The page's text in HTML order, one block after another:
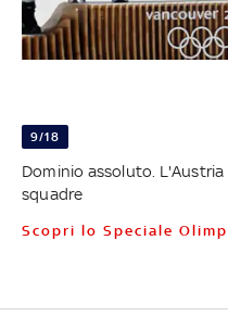
9/18
Dominio assoluto.
squadre
Scopri lo Speciale